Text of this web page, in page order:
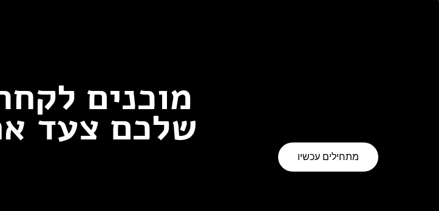
מוכנים
שלכם צעד
מתחילים עכשיו